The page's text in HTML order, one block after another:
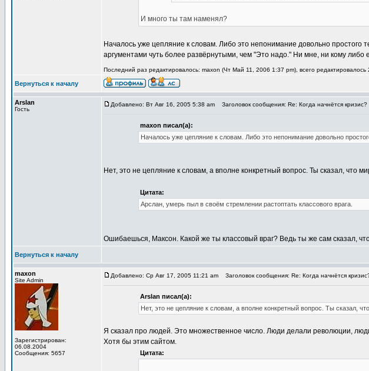
И много ты там наменял?
Началось уже цепляние к словам. Либо это непонимание довольно простого
аргументами чуть более развёрнутыми, чем "Это надо." Ни мне, ни кому либо
Последний раз редактировалось: maxon (Чт Май 11, 2006 1:37 pm), всего редактировалось
Вернуться к началу
Arslan
Гость
Добавлено: Вт Авг 16, 2005 5:38 am Заголовок сообщения: Re: Когда начнётся кризис?
maxon писал(а):
Началось уже цепляние к словам. Либо это непонимание довольно
Нет, это не цепляние к словам, а вполне конкретный вопрос. Ты сказал, что
Цитата:
Арслан, умерь пыл в своём стремлении растоптать классового врага.
Ошибаешься, Максон. Какой же ты классовый враг? Ведь ты же сам сказал,
Вернуться к началу
maxon
Site Admin
Зарегистрирован:
06.08.2004
Сообщения: 5657
Добавлено: Ср Авг 17, 2005 11:21 am Заголовок сообщения: Re: Когда начнётся
Arslan писал(а):
Нет, это не цепляние к словам, а вполне конкретный вопрос. Ты сказал,
Я сказал про людей. Это множественное число. Люди делали революции,
Хотя бы этим сайтом.
Цитата: